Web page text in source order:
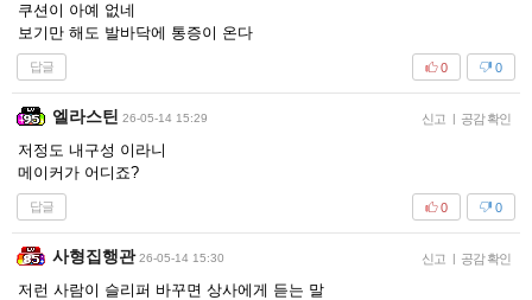
쿠션이 아예 없네
보기만 해도 발바닥에 통증이 온다
답글 0
0
엘라스틴 26-05-14 15:29 신고 | 공감 확인
저정도 내구성 이라니
메이커가 어디죠?
답글 0
0
사형집행관 26-05-14 15:30 신고 | 공감 확인
저런 사람이 슬리퍼 바꾸면 상사에게 듣는 말